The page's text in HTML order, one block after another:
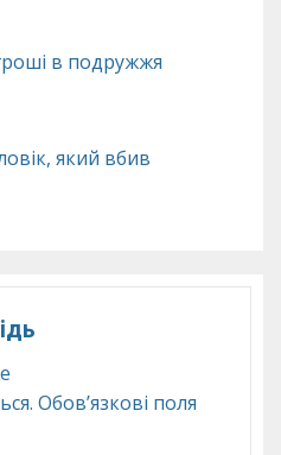
в подружжя
який вбив
Обов’язкові поля